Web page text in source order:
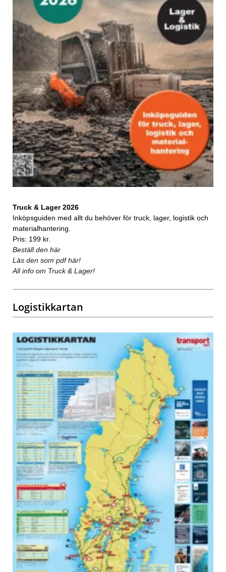
Truck & Lager 2026
Inköpsguiden med allt du behöver för truck, lager, logistik och
materialhantering.
Pris: 199 kr.
Beställ den här
Läs den som pdf här!
All info om Truck & Lager!
Logistikkartan